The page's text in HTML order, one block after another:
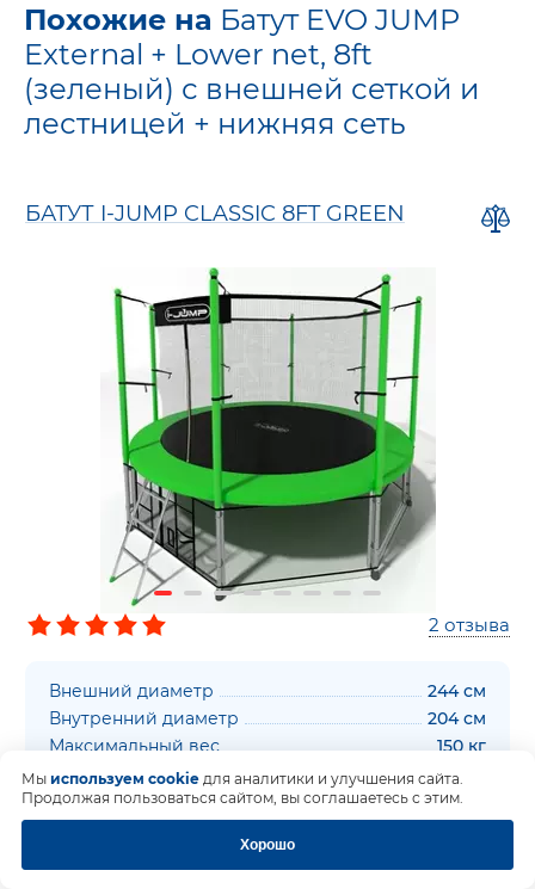
Похожие на Батут EVO JUMP
External + Lower net, 8ft
(зеленый) с внешней сеткой и
лестницей + нижняя сеть
БАТУТ I-JUMP CLASSIC 8FT GREEN
2 отзыва
Внешний диаметр
244 см
Внутренний диаметр
204 см
Максимальный вес
150 кг
Диаметр, ft
Защитная сетка
есть
Мы используем cookie для аналитики и улучшения сайта.
Продолжая пользоваться сайтом, вы соглашаетесь с этим.
Хорошо